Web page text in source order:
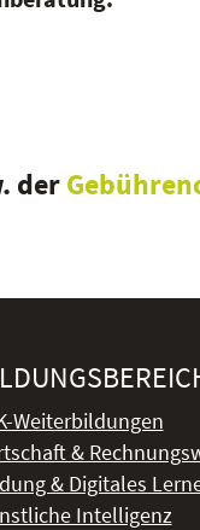
der
Weiterbildungen
&
& Digitales
Intelligenz